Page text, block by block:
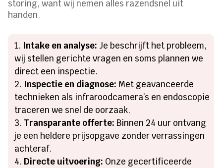
storing, want wij nemen alles razendsnel uit
handen.
Intake en analyse: Je beschrijft het probleem,
wij stellen gerichte vragen en soms plannen we
direct een inspectie.
Inspectie en diagnose: Met geavanceerde
technieken als infraroodcamera’s en endoscopie
traceren we snel de oorzaak.
Transparante offerte: Binnen 24 uur ontvang
je een heldere prijsopgave zonder verrassingen
achteraf.
Directe uitvoering: Onze gecertificeerde